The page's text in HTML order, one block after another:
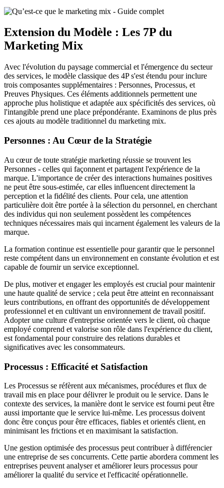
Extension du Modèle : Les 7P du
Marketing Mix
Avec l'évolution du paysage commercial et l'émergence du secteur
des services, le modèle classique des 4P s'est étendu pour inclure
trois composantes supplémentaires : Personnes, Processus, et
Preuves Physiques. Ces éléments additionnels permettent une
approche plus holistique et adaptée aux spécificités des services, où
l'intangible prend une place prépondérante. Examinons de plus près
ces ajouts au modèle traditionnel du marketing mix.
Personnes : Au Cœur de la Stratégie
Au cœur de toute stratégie marketing réussie se trouvent les
Personnes - celles qui façonnent et partagent l'expérience de la
marque. L'importance de créer des interactions humaines positives
ne peut être sous-estimée, car elles influencent directement la
perception et la fidélité des clients. Pour cela, une attention
particulière doit être portée à la sélection du personnel, en cherchant
des individus qui non seulement possèdent les compétences
techniques nécessaires mais qui incarnent également les valeurs de la
marque.
La formation continue est essentielle pour garantir que le personnel
reste compétent dans un environnement en constante évolution et est
capable de fournir un service exceptionnel.
De plus, motiver et engager les employés est crucial pour maintenir
une haute qualité de service ; cela peut être atteint en reconnaissant
leurs contributions, en offrant des opportunités de développement
professionnel et en cultivant un environnement de travail positif.
Adopter une culture d'entreprise orientée vers le client, où chaque
employé comprend et valorise son rôle dans l'expérience du client,
est fondamental pour construire des relations durables et
significatives avec les consommateurs.
Processus : Efficacité et Satisfaction
Les Processus se réfèrent aux mécanismes, procédures et flux de
travail mis en place pour délivrer le produit ou le service. Dans le
contexte des services, la manière dont le service est fourni peut être
aussi importante que le service lui-même. Les processus doivent
donc être conçus pour être efficaces, fiables et orientés client, en
minimisant les frictions et en maximisant la satisfaction.
Une gestion optimisée des processus peut contribuer à différencier
une entreprise de ses concurrents. Cette partie abordera comment les
entreprises peuvent analyser et améliorer leurs processus pour
améliorer la qualité du service et l'efficacité opérationnelle.